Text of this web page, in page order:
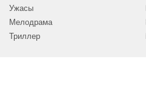
Ужасы
Мелодрама
Триллер